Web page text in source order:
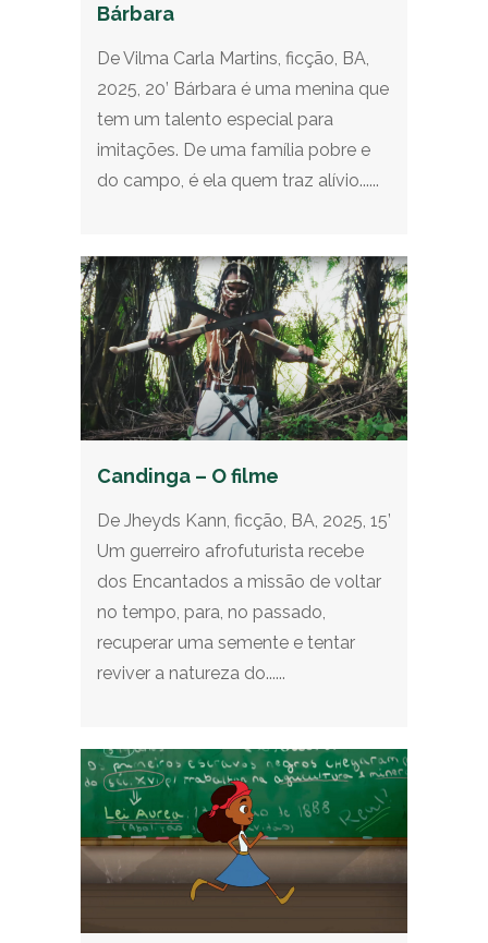
Bárbara
De Vilma Carla Martins, ficção, BA,
2025, 20’ Bárbara é uma menina que
tem um talento especial para
imitações. De uma família pobre e
do campo, é ela quem traz alívio......
Candinga – O filme
De Jheyds Kann, ficção, BA, 2025, 15’
Um guerreiro afrofuturista recebe
dos Encantados a missão de voltar
no tempo, para, no passado,
recuperar uma semente e tentar
reviver a natureza do......